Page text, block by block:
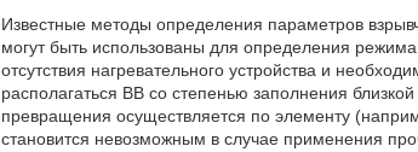
Известные методы определения параметров
могут быть использованы для определения
отсутствия нагревательного устройства и
располагаться ВВ со степенью заполнения
превращения осуществляется по элементу
становится невозможным в случае применения